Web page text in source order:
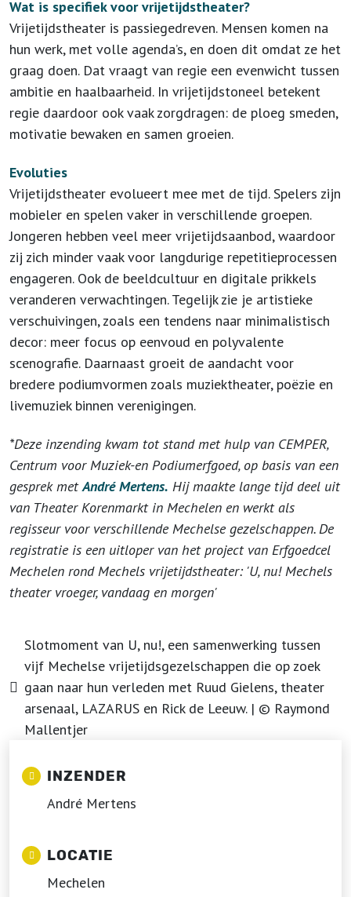
Wat is specifiek voor vrijetijdstheater?
Vrijetijdstheater is passiegedreven. Mensen komen na
hun werk, met volle agenda’s, en doen dit omdat ze het
graag doen. Dat vraagt van regie een evenwicht tussen
ambitie en haalbaarheid. In vrijetijdstoneel betekent
regie daardoor ook vaak zorgdragen: de ploeg smeden,
motivatie bewaken en samen groeien.
Evoluties
Vrijetijdstheater evolueert mee met de tijd. Spelers zijn
mobieler en spelen vaker in verschillende groepen.
Jongeren hebben veel meer vrijetijdsaanbod, waardoor
zij zich minder vaak voor langdurige repetitieprocessen
engageren. Ook de beeldcultuur en digitale prikkels
veranderen verwachtingen. Tegelijk zie je artistieke
verschuivingen, zoals een tendens naar minimalistisch
decor: meer focus op eenvoud en polyvalente
scenografie. Daarnaast groeit de aandacht voor
bredere podiumvormen zoals muziektheater, poëzie en
livemuziek binnen verenigingen.
*Deze inzending kwam tot stand met hulp van CEMPER,
Centrum voor Muziek-en Podiumerfgoed, op basis van een
gesprek metAndré Mertens. Hij maakte lange tijd deel uit
van Theater Korenmarkt in Mechelen en werkt als
regisseur voor verschillende Mechelse gezelschappen. De
registratie is een uitloper van het project van Erfgoedcel
Mechelen rond Mechels vrijetijdstheater: 'U, nu! Mechels
theater vroeger, vandaag en morgen'
Slotmoment van U, nu!, een samenwerking tussen
vijf Mechelse vrijetijdsgezelschappen die op zoek
gaan naar hun verleden met Ruud Gielens, theater
arsenaal, LAZARUS en Rick de Leeuw. | © Raymond
Mallentjer
INZENDER
André Mertens
LOCATIE
Mechelen